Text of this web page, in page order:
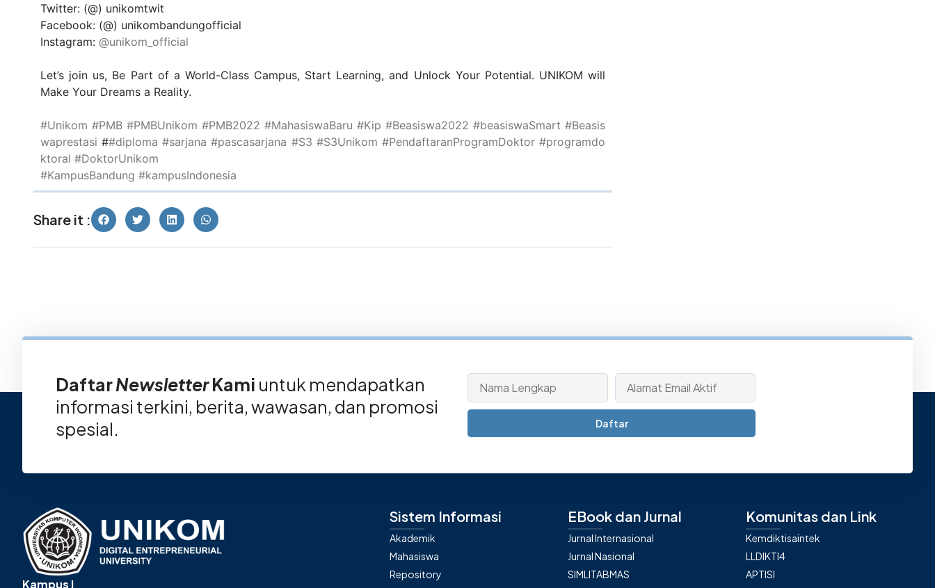
Twitter: (@) unikomtwit
Facebook: (@) unikombandungofficial
Instagram: @unikom_official
Let’s join us, Be Part of a World-Class Campus, Start Learning, and Unlock Your Potential. UNIKOM will
Make Your Dreams a Reality.
#Unikom #PMB #PMBUnikom #PMB2022 #MahasiswaBaru #Kip #Beasiswa2022 #beasiswaSmart #Beasis
waprestasi ##diploma #sarjana #pascasarjana #S3 #S3Unikom #PendaftaranProgramDoktor #programdo
ktoral #DoktorUnikom
#KampusBandung #kampusIndonesia
Share it :
DaftarNewsletterKami untuk mendapatkan
informasi terkini, berita, wawasan, dan promosi
spesial.
Daftar
Kampus I
Sistem Informasi
Akademik
Mahasiswa
Repository
EBook dan Jurnal
Jurnal Internasional
Jurnal Nasional
SIMLITABMAS
Komunitas dan Link
Kemdiktisaintek
LLDIKTI4
APTISI